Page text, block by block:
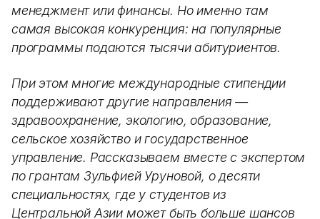
менеджмент или финансы. Но именно там
самая высокая конкуренция: на популярные
программы подаются тысячи абитуриентов.
При этом многие международные стипендии
поддерживают другие направления —
здравоохранение, экологию, образование,
сельское хозяйство и государственное
управление. Рассказываем вместе с экспертом
по грантам Зульфией Уруновой, о десяти
специальностях, где у студентов из
Центральной Азии может быть больше шансов